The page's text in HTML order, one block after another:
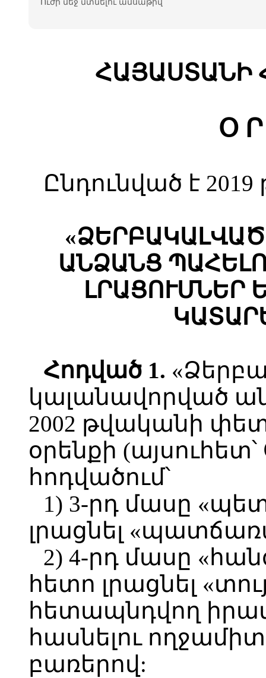
Ուժի մեջ մտնելու ամսաթիվ
ՀԱՅԱՍՏԱՆԻ
Օ
Ընդունված է
ԱՆՁԱՆՑ
ԼՐԱՑՈՒՄՆԵՐ
Հոդված 1.
կալանավորված
2002 թվականի
օրենքի
հոդվածում՝
1) 3-րդ մասը
լրացնել
2) 4-րդ մասը
հետո լրացնել
հետապնդվող
հասնելու
բառերով: